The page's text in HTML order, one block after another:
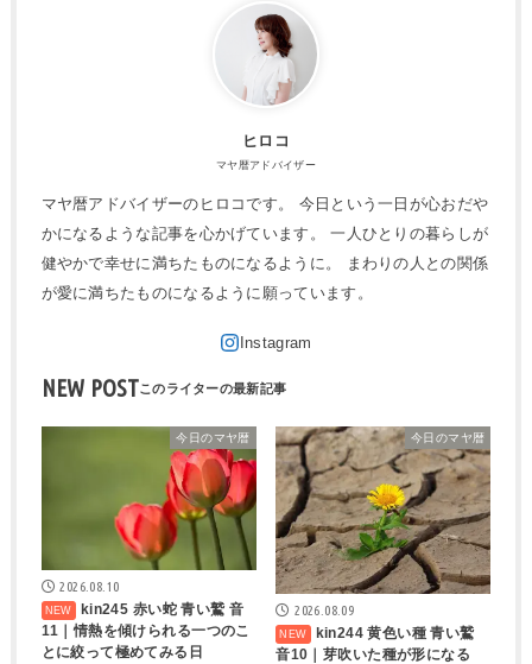
ヒロコ
マヤ暦アドバイザー
マヤ暦アドバイザーのヒロコです。 今日という一日が心おだや
かになるような記事を心かげています。 一人ひとりの暮らしが
健やかで幸せに満ちたものになるように。 まわりの人との関係
が愛に満ちたものになるように願っています。
NEW POST
今日のマヤ暦
2026.08.10
kin245 赤い蛇 青い鷲 音
11｜情熱を傾けられる一つのこ
とに絞って極めてみる日
今日のマヤ暦
2026.08.09
kin244 黄色い種 青い鷲
音10｜芽吹いた種が形になる